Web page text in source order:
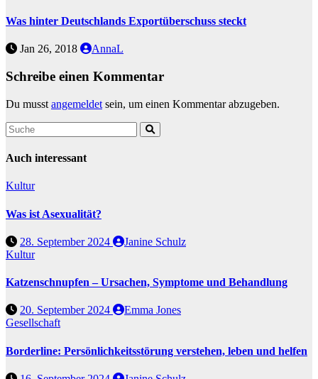
Was hinter Deutschlands Exportüberschuss steckt
Jan 26, 2018 AnnaL
Schreibe einen Kommentar
Du musst angemeldet sein, um einen Kommentar abzugeben.
Auch interessant
Kultur
Was ist Asexualität?
28. September 2024
Janine Schulz
Kultur
Katzenschnupfen – Ursachen, Symptome und Behandlung
20. September 2024
Emma Jones
Gesellschaft
Borderline: Persönlichkeitsstörung verstehen, leben und helfen